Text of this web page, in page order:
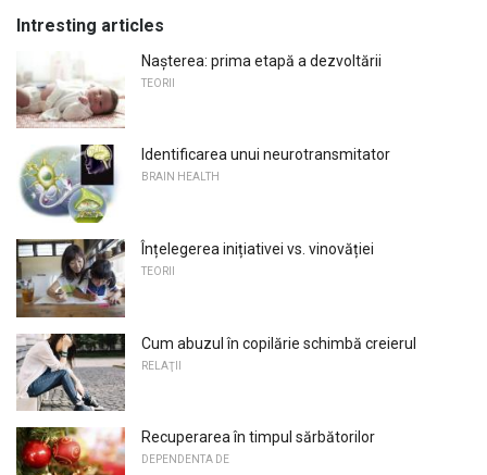
Intresting articles
Nașterea: prima etapă a dezvoltării
TEORII
Identificarea unui neurotransmitator
BRAIN HEALTH
Înțelegerea inițiativei vs. vinovăției
TEORII
Cum abuzul în copilărie schimbă creierul
RELAŢII
Recuperarea în timpul sărbătorilor
DEPENDENTA DE